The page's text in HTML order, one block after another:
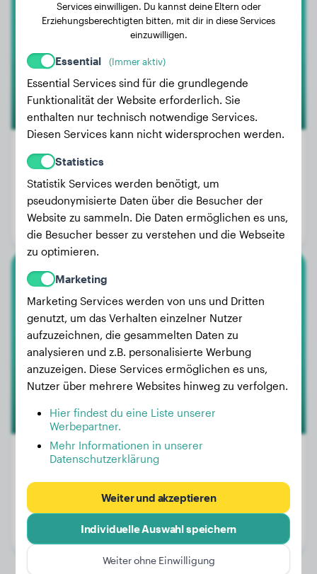
Mootje
Gewicht:
Alter:
1 Jahr, 2 Monate
Geschlecht:
Rüde
Maila
Alter:
2 Jahre, 2 Monate
Geschlecht:
Services einwilligen. Du kannst deine Eltern oder
Erziehungsberechtigten bitten, mit dir in diese Services
einzuwilligen.
Essential (Immer aktiv)
Essential Services sind für die grundlegende
Funktionalität der Website erforderlich. Sie
enthalten nur technisch notwendige Services.
Diesen Services kann nicht widersprochen werden.
Statistics
Statistik Services werden benötigt, um
pseudonymisierte Daten über die Besucher der
Website zu sammeln. Die Daten ermöglichen es uns,
die Besucher besser zu verstehen und die Webseite
zu optimieren.
Marketing
Marketing Services werden von uns und Dritten
genutzt, um das Verhalten einzelner Nutzer
aufzuzeichnen, die gesammelten Daten zu
analysieren und z.B. personalisierte Werbung
anzuzeigen. Diese Services ermöglichen es uns,
Nutzer über mehrere Websites hinweg zu verfolgen.
Hier findest du eine Liste unserer
Werbepartner.
Mehr Informationen in unserer
Datenschutzerklärung
Weiter und akzeptieren
Individuelle Auswahl speichern
Weiter ohne Einwilligung